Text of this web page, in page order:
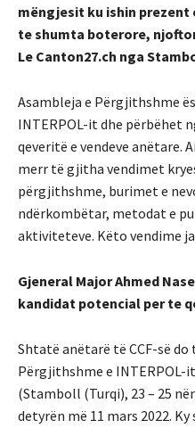
mëngjesit ku ishin prezent
te shumta boterore,
Le Canton27.ch nga
Asambleja e Përgjithshme
INTERPOL-it dhe përbëhet
qeveritë e vendeve anëtare.
merr të gjitha vendimet
përgjithshme, burimet e
ndërkombëtar, metodat e
aktiviteteve. Këto vendime
Gjeneral Major Ahmed
kandidat potencial per te
Shtatë anëtarë të CCF-së
Përgjithshme e INTERPOL-
(Stamboll (Turqi), 23 – 25
detyrën më 11 mars 2022.